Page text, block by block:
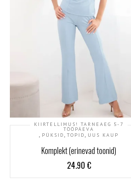
KIIRTELLIMUS! TARNEAEG 5-7
TÖÖPÄEVA
PÜKSID TOPID UUS KAUP
Komplekt (erinevad toonid)
24.90 €